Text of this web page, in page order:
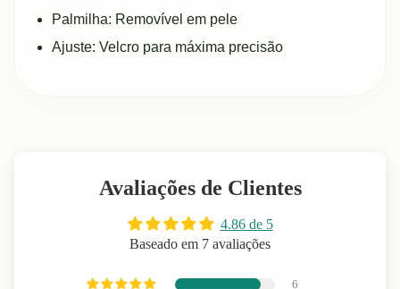
Palmilha: Removível em pele
Ajuste: Velcro para máxima precisão
Avaliações de Clientes
4.86 de 5
Baseado em 7 avaliações
6